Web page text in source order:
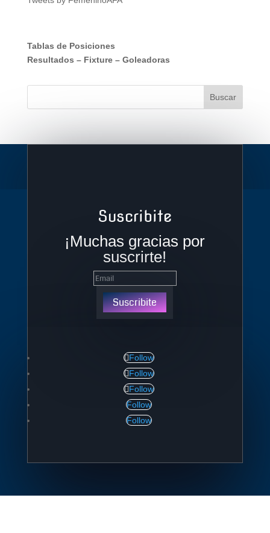
Tablas de Posiciones
Resultados – Fixture– Goleadoras
Suscribite
¡Muchas gracias por
suscrirte!
Suscribite
Follow
Follow
Follow
Follow
Follow